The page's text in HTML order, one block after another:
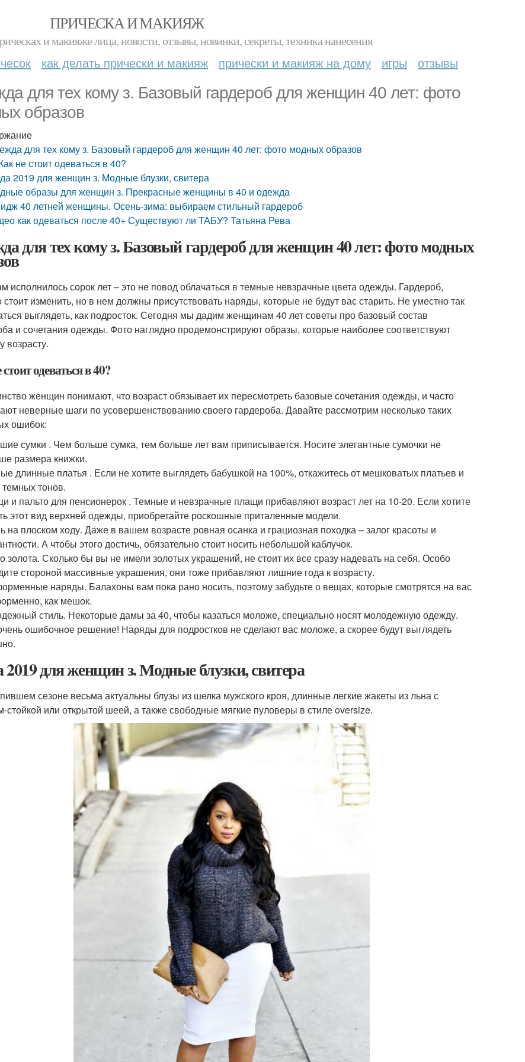
ПРИЧЕСКА И МАКИЯЖ
и макияже лица, новости, отзывы, новинки, секреты, техника нанесения
как делать прически и макияж прически и макияж на дому игры отзывы
для тех кому з. Базовый гардероб для женщин 40 лет: фото
образов
для тех кому з. Базовый гардероб для женщин 40 лет: фото модных образов
не стоит одеваться в 40?
2019 для женщин з. Модные блузки, свитера
образы для женщин з. Прекрасные женщины в 40 и одежда
40 летней женщины. Осень-зима: выбираем стильный гардероб
как одеваться после 40+ Существуют ли ТАБУ? Татьяна Рева
для тех кому з. Базовый гардероб для женщин 40 лет: фото модных
исполнилось сорок лет – это не повод облачаться в темные невзрачные цвета одежды. Гардероб,
стоит изменить, но в нем должны присутствовать наряды, которые не будут вас старить. Не уместно так
выглядеть, как подросток. Сегодня мы дадим женщинам 40 лет советы про базовый состав
и сочетания одежды. Фото наглядно продемонстрируют образы, которые наиболее соответствуют
возрасту.
одеваться в 40?
женщин понимают, что возраст обязывает их пересмотреть базовые сочетания одежды, и часто
неверные шаги по усовершенствованию своего гардероба. Давайте рассмотрим несколько таких
ошибок:
сумки . Чем больше сумка, тем больше лет вам приписывается. Носите элегантные сумочки не
размера книжки.
длинные платья . Если не хотите выглядеть бабушкой на 100%, откажитесь от мешковатых платьев и
тонов.
и пальто для пенсионерок . Темные и невзрачные плащи прибавляют возраст лет на 10-20. Если хотите
этот вид верхней одежды, приобретайте роскошные приталенные модели.
на плоском ходу. Даже в вашем возрасте ровная осанка и грациозная походка – залог красоты и
А чтобы этого достичь, обязательно стоит носить небольшой каблучок.
золота. Сколько бы вы не имели золотых украшений, не стоит их все сразу надевать на себя. Особо
стороной массивные украшения, они тоже прибавляют лишние года к возрасту.
наряды. Балахоны вам пока рано носить, поэтому забудьте о вещах, которые смотрятся на вас
как мешок.
стиль. Некоторые дамы за 40, чтобы казаться моложе, специально носят молодежную одежду.
ошибочное решение! Наряды для подростков не сделают вас моложе, а скорее будут выглядеть
для женщин з. Модные блузки, свитера
сезоне весьма актуальны блузы из шелка мужского кроя, длинные легкие жакеты из льна с
стойкой или открытой шеей, а также свободные мягкие пуловеры в стиле oversize.